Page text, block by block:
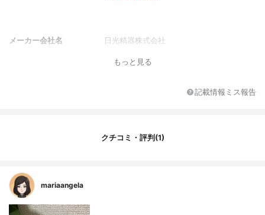
メーカー会社名 日光精器株式会社
もっと見る
記載情報ミス報告
クチコミ・評判(1)
mariaangela